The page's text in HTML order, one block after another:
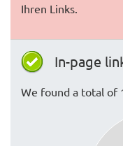
Ihren Links.
In-page
We found a total of